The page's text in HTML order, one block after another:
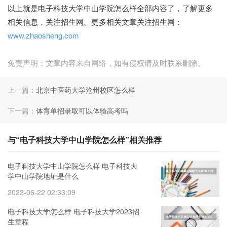
以上就是电子科技大学中山学院怎么样全部内容了，了解更多
相关信息，关注招生网。更多相关文章关注招生网：
www.zhaosheng.com
免责声明：文章内容来自网络，如有侵权请及时联系删除。
上一篇： 北京中医药大学沧州校区怎么样
下一篇： 体育单招录取可以体验高考吗
与“电子科技大学中山学院怎么样”相关推荐
电子科技大学中山学院怎么样 电子科技大
学中山学院地址是什么
2023-06-22 02:33:09
电子科技大学怎么样 电子科技大学2023招
生章程